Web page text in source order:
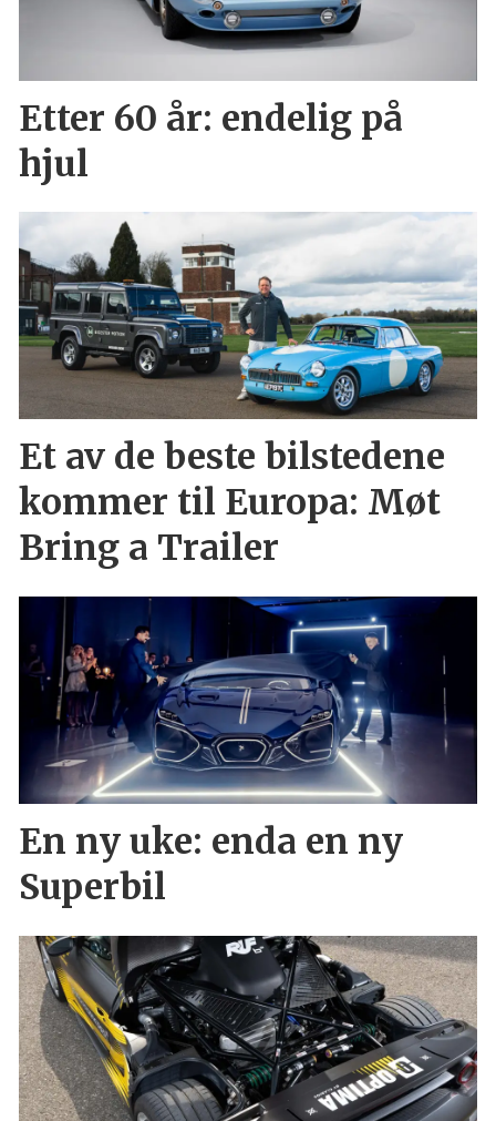
Etter 60 år: endelig på
hjul
Et av de beste bilstedene
kommer til Europa: Møt
Bring a Trailer
En ny uke: enda en ny
Superbil